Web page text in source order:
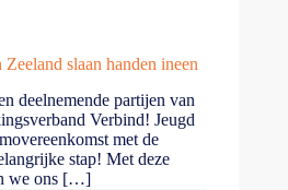
slaan handen ineen
deelnemende partijen van
Verbind! Jeugd
met de
stap! Met deze
we ons […]